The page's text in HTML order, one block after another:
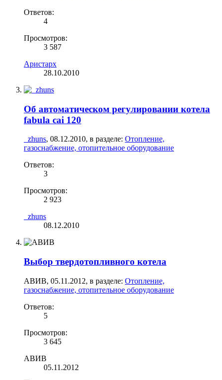
Ответов:
4
Просмотров:
3 587
Аристарх
28.10.2010
Об автоматическом регулировании котела
fabula cai 120
_zhuns, 08.12.2010, в разделе: Отопление,
газоснабжение, отопительное оборудование
Ответов:
3
Просмотров:
2 923
_zhuns
08.12.2010
Выбор твердотопливного котела
АВИВ, 05.11.2012, в разделе: Отопление,
газоснабжение, отопительное оборудование
Ответов:
5
Просмотров:
3 645
АВИВ
05.11.2012